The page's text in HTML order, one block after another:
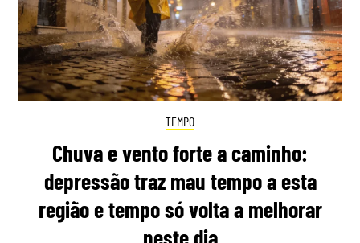
TEMPO
Chuva e vento forte a caminho:
depressão traz mau tempo a esta
região e tempo só volta a melhorar
neste dia